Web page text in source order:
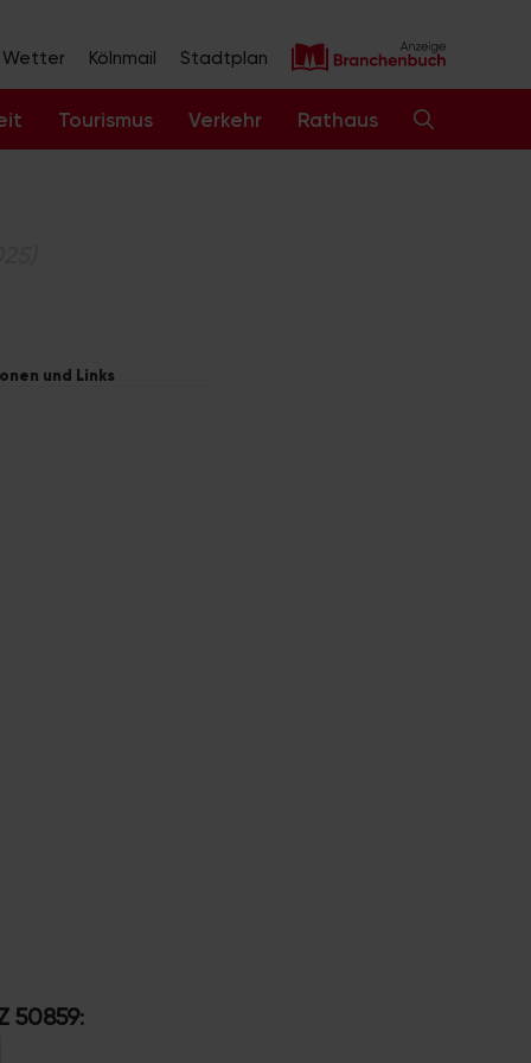
Wetter Kölnmail Stadtplan
Tourismus Verkehr Rathaus
und Links
50859: